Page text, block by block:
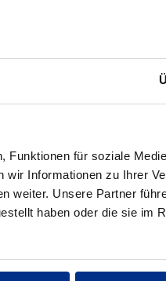
Funktionen für soziale
Informationen zu Ihrer
weiter. Unsere Partner
haben oder die sie im
SONSTIGES